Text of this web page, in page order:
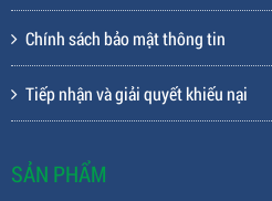
Chính sách bảo mật thông tin
Tiếp nhận và giải quyết khiếu nại
SẢN PHẨM